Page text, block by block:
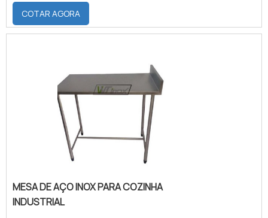
fundamental para realizar a organização do
local. Além de dispor de espaço para
armazenamento de itens para fins
essencial de otimizar o espaço no local
para sistematizar o manuseio dos
alimentos.Benefícios do produtoOutra
ação importantíssima que a prateleira em .
COTAR AGORA
MESA DE AÇO INOX PARA COZINHA
INDUSTRIAL